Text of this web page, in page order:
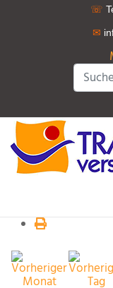
☏
✉
Suchen